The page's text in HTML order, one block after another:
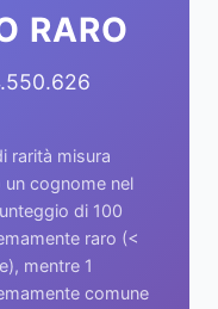
RARO
rarità misura
un cognome nel
di 100
raro (<
mentre 1
comune